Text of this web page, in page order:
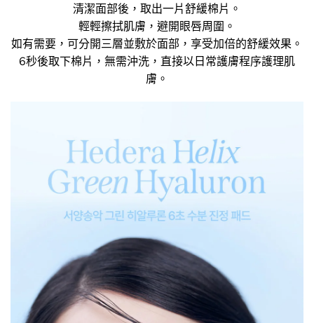
清潔面部後，取出一片舒緩棉片。
輕輕擦拭肌膚，避開眼唇周圍。
如有需要，可分開三層並敷於面部，享受加倍的舒緩效果。
6秒後取下棉片，無需沖洗，直接以日常護膚程序護理肌
膚。